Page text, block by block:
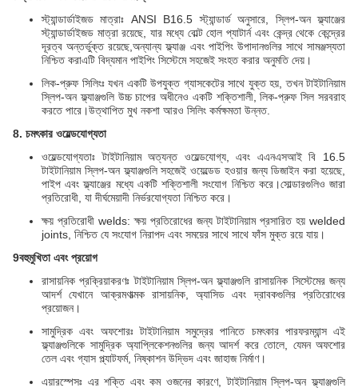
স্ট্যান্ডার্ডাইজড মাত্রাঃ ANSI B16.5 স্ট্যান্ডার্ড অনুসারে, স্লিপ-অন ফ্ল্যাঞ্জের
স্ট্যান্ডার্ডাইজড মাত্রা রয়েছে, যার মধ্যে বোল্ট হোল প্যাটার্ন এবং কেন্দ্র থেকে কেন্দ্রের
দূরত্ব অন্তর্ভুক্ত রয়েছে,অন্যান্য ফ্ল্যাঞ্জ এবং পাইপিং উপাদানগুলির সাথে সামঞ্জস্যতা
নিশ্চিত করাএটি বিদ্যমান পাইপিং সিস্টেমে সহজেই সংহত করার অনুমতি দেয়।
লিক-প্রুফ সিলিংঃ যখন একটি উপযুক্ত গ্যাসকেটের সাথে যুক্ত হয়, তখন টাইটানিয়াম
স্লিপ-অন ফ্ল্যাঞ্জগুলি উচ্চ চাপের অধীনেও একটি শক্তিশালী, লিক-প্রুফ সিল সরবরাহ
করতে পারে।উত্থাপিত মুখ নকশা আরও সিলিং কর্মক্ষমতা উন্নত.
8. চমৎকার ওয়েল্ডযোগ্যতা
ওয়েল্ডযোগ্যতাঃ টাইটানিয়াম অত্যন্ত ওয়েল্ডযোগ্য, এবং এএনএসআই বি 16.5
টাইটানিয়াম স্লিপ-অন ফ্ল্যাঞ্জগুলি সহজেই ওয়েল্ডেড হওয়ার জন্য ডিজাইন করা হয়েছে,
পাইপ এবং ফ্ল্যাঞ্জের মধ্যে একটি শক্তিশালী সংযোগ নিশ্চিত করে।সোল্ডারগুলিও জারা
প্রতিরোধী, যা দীর্ঘমেয়াদী নির্ভরযোগ্যতা নিশ্চিত করে।
ক্ষয় প্রতিরোধী welds: ক্ষয় প্রতিরোধের জন্য টাইটানিয়াম প্রসারিত হয় welded
joints, নিশ্চিত যে সংযোগ নিরাপদ এবং সময়ের সাথে সাথে ফাঁস মুক্ত রয়ে যায়।
9বহুমুখিতা এবং প্রয়োগ
রাসায়নিক প্রক্রিয়াকরণঃ টাইটানিয়াম স্লিপ-অন ফ্ল্যাঞ্জগুলি রাসায়নিক সিস্টেমের জন্য
আদর্শ যেখানে আক্রমণাত্মক রাসায়নিক, অ্যাসিড এবং দ্রাবকগুলির প্রতিরোধের
প্রয়োজন।
সামুদ্রিক এবং অফশোরঃ টাইটানিয়াম সমুদ্রের পানিতে চমৎকার পারফরম্যান্স এই
ফ্ল্যাঞ্জগুলিকে সামুদ্রিক অ্যাপ্লিকেশনগুলির জন্য আদর্শ করে তোলে, যেমন অফশোর
তেল এবং গ্যাস প্ল্যাটফর্ম, নিষ্কাশন উদ্ভিদ এবং জাহাজ নির্মাণ।
এয়ারস্পেসঃ এর শক্তি এবং কম ওজনের কারণে, টাইটানিয়াম স্লিপ-অন ফ্ল্যাঞ্জগুলি